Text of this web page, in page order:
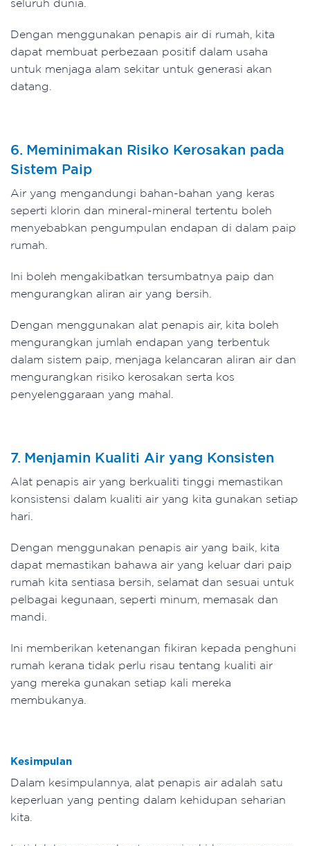
seluruh dunia.
Dengan menggunakan penapis air di rumah, kita
dapat membuat perbezaan positif dalam usaha
untuk menjaga alam sekitar untuk generasi akan
datang.
6. Meminimakan Risiko Kerosakan pada
Sistem Paip
Air yang mengandungi bahan-bahan yang keras
seperti klorin dan mineral-mineral tertentu boleh
menyebabkan pengumpulan endapan di dalam paip
rumah.
Ini boleh mengakibatkan tersumbatnya paip dan
mengurangkan aliran air yang bersih.
Dengan menggunakan alat penapis air, kita boleh
mengurangkan jumlah endapan yang terbentuk
dalam sistem paip, menjaga kelancaran aliran air dan
mengurangkan risiko kerosakan serta kos
penyelenggaraan yang mahal.
7. Menjamin Kualiti Air yang Konsisten
Alat penapis air yang berkualiti tinggi memastikan
konsistensi dalam kualiti air yang kita gunakan setiap
hari.
Dengan menggunakan penapis air yang baik, kita
dapat memastikan bahawa air yang keluar dari paip
rumah kita sentiasa bersih, selamat dan sesuai untuk
pelbagai kegunaan, seperti minum, memasak dan
mandi.
Ini memberikan ketenangan fikiran kepada penghuni
rumah kerana tidak perlu risau tentang kualiti air
yang mereka gunakan setiap kali mereka
membukanya.
Kesimpulan
Dalam kesimpulannya, alat penapis air adalah satu
keperluan yang penting dalam kehidupan seharian
kita.